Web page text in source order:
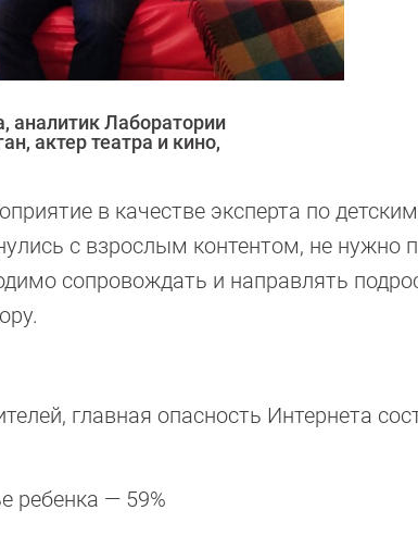
аналитик Лаборатории
актер театра и кино,
в качестве эксперта по
с взрослым контентом, не нужно
сопровождать и направлять
главная опасность Интернета
ребенка — 59%